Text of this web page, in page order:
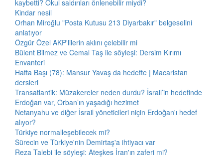
kaybetti? Okul saldırıları önlenebilir miydi?
Kindar nesil
Orhan Miroğlu "Posta Kutusu 213 Diyarbakır" belgeselini
anlatıyor
Özgür Özel AKP'lilerin aklını çelebilir mi
Bülent Bilmez ve Cemal Taş ile söyleşi: Dersim Kırımı
Envanteri
Hafta Başı (78): Mansur Yavaş da hedefte | Macaristan
dersleri
Transatlantik: Müzakereler neden durdu? İsrail’in hedefinde
Erdoğan var, Orban’ın yaşadığı hezimet
Netanyahu ve diğer İsrail yöneticileri niçin Erdoğan'ı hedef
alıyor?
Türkiye normalleşebilecek mi?
Sürecin ve Türkiye'nin Demirtaş'a ihtiyacı var
Reza Talebi ile söyleşi: Ateşkes İran'ın zaferi mi?